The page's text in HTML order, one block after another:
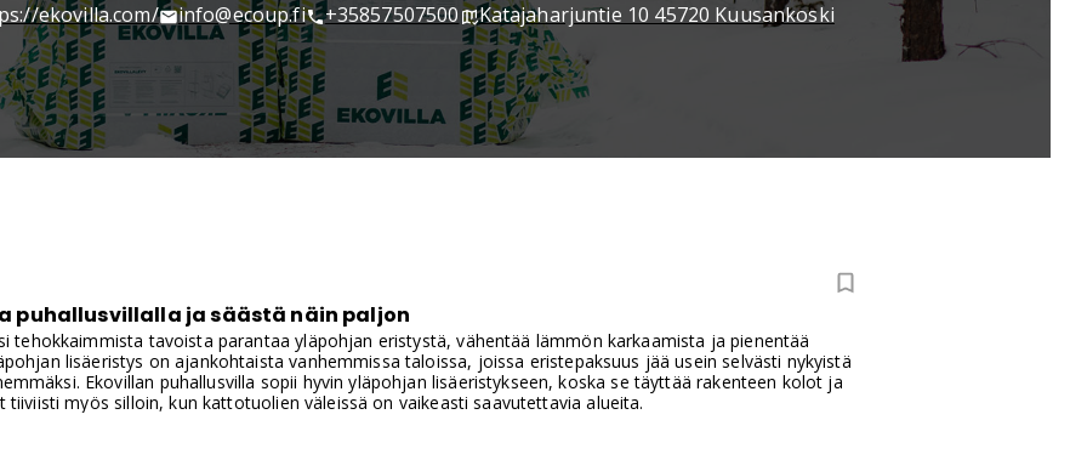
ekovilla.com/
info@ecoup.fi +35857507500 Katajaharjuntie 10 45720 Kuusankoski
puhallusvillalla ja säästä näin paljon
tehokkaimmista tavoista parantaa yläpohjan eristystä, vähentää lämmön karkaamista ja pienentää
lisäeristys on ajankohtaista vanhemmissa taloissa, joissa eristepaksuus jää usein selvästi nykyistä
Ekovillan puhallusvilla sopii hyvin yläpohjan lisäeristykseen, koska se täyttää rakenteen kolot ja
tiiviisti myös silloin, kun kattotuolien väleissä on vaikeasti saavutettavia alueita.